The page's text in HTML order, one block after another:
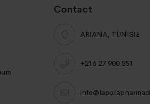
Contact
ARIANA, TUNISIE
+216 27 900 551